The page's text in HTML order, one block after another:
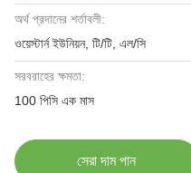
অর্থ প্রদানের শর্তাবলী:
ওয়েস্টার্ন ইউনিয়ন, টি/টি, এল/সি
সরবরাহের ক্ষমতা:
100 পিসি এক মাস
সেরা দাম পান